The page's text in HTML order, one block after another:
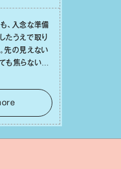
、⼊念な準備
たうえで取り
先の⾒えない
も焦らない
たわることに
しっかりとエ
り越える⼒に